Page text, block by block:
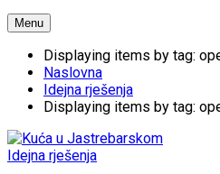
Menu
Displaying items by tag:
Naslovna
Idejna rješenja
Displaying items by tag:
Idejna rješenja